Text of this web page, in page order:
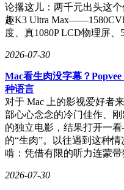
论撂这儿：两千元出头这
趣K3 Ultra
度、真1080P LCD物理屏、
2026-07-30
Mac看生肉没字幕？
种语言
对于 Mac 上的影视爱好者
部心心念念的冷门佳作、
的独立电影，结果打开一
的“生肉”。以往遇到这种
啃：凭借有限的听力连蒙
2026-07-30